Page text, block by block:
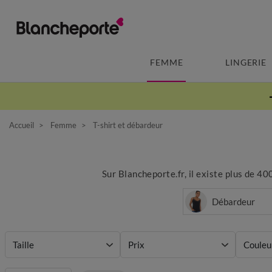
FEMME LINGERIE
Accueil Femme T-shirt et débardeur
Sur Blancheporte.fr, il existe plus de
Débardeur
Taille Prix